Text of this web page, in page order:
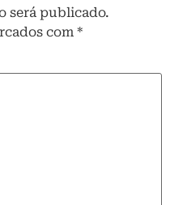
será publicado.
com *